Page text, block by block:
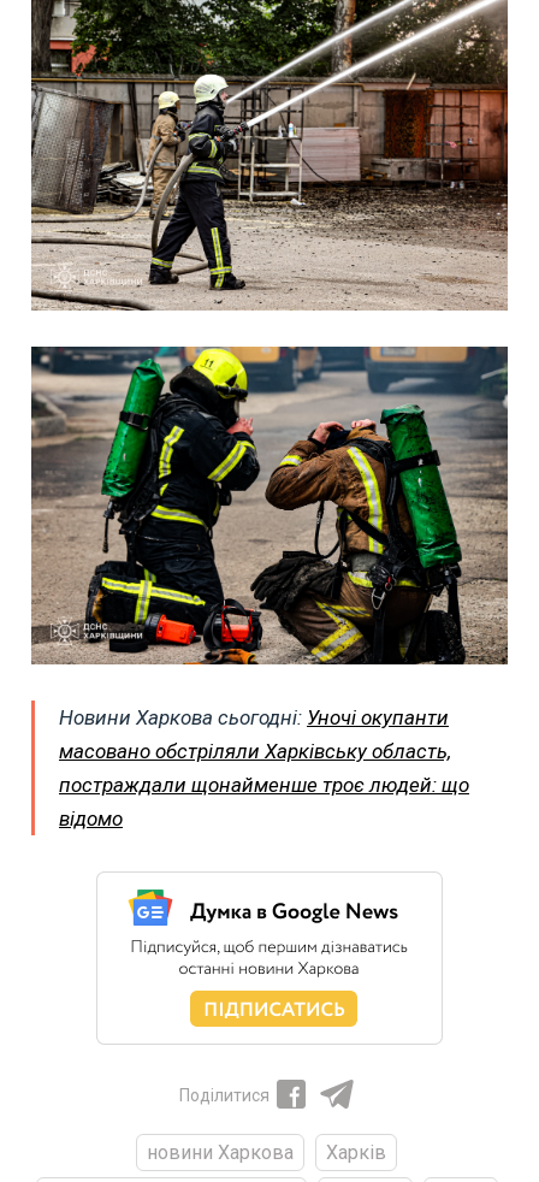
Новини Харкова сьогодні: Уночі окупанти
масовано обстріляли Харківську область,
постраждали щонайменше троє людей: що
відомо
Поділитися
новини Харкова
Харків